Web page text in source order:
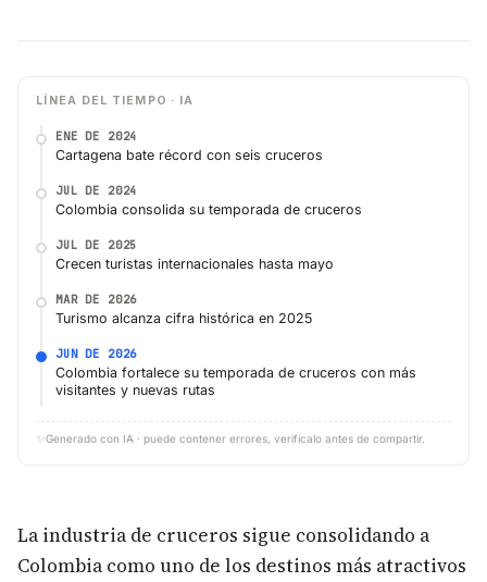
LÍNEA DEL TIEMPO · IA
ENE DE 2024
Cartagena bate récord con seis cruceros
JUL DE 2024
Colombia consolida su temporada de cruceros
JUL DE 2025
Crecen turistas internacionales hasta mayo
MAR DE 2026
Turismo alcanza cifra histórica en 2025
JUN DE 2026
Colombia fortalece su temporada de cruceros con más
visitantes y nuevas rutas
✨ Generado con IA · puede contener errores, verifícalo antes de compartir.
La industria de cruceros sigue consolidando a
Colombia como uno de los destinos más atractivos